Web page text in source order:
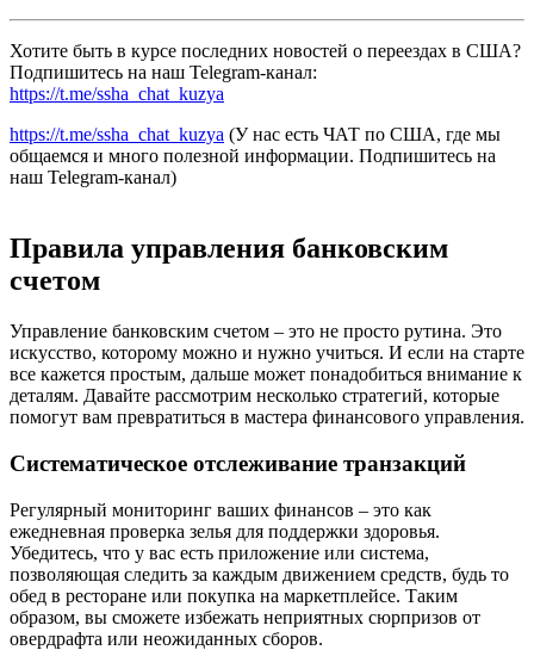
Хотите быть в курсе последних новостей о переездах в США?
Подпишитесь на наш Telegram-канал:
https://t.me/ssha_chat_kuzya
https://t.me/ssha_chat_kuzya (У нас есть ЧАТ по США, где мы
общаемся и много полезной информации. Подпишитесь на
наш Telegram-канал)
Правила управления банковским
счетом
Управление банковским счетом – это не просто рутина. Это
искусство, которому можно и нужно учиться. И если на старте
все кажется простым, дальше может понадобиться внимание к
деталям. Давайте рассмотрим несколько стратегий, которые
помогут вам превратиться в мастера финансового управления.
Систематическое отслеживание транзакций
Регулярный мониторинг ваших финансов – это как
ежедневная проверка зелья для поддержки здоровья.
Убедитесь, что у вас есть приложение или система,
позволяющая следить за каждым движением средств, будь то
обед в ресторане или покупка на маркетплейсе. Таким
образом, вы сможете избежать неприятных сюрпризов от
овердрафта или неожиданных сборов.